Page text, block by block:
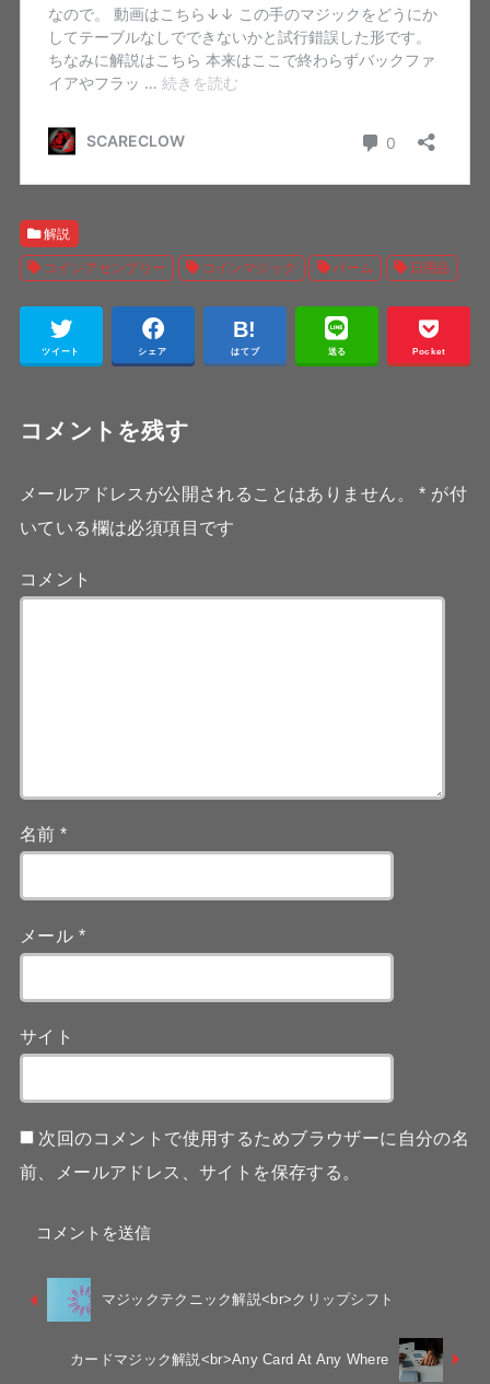
解説
コインアセンブリー コインマジック パーム 日用品
ツイート シェア はてブ 送る Pocket
コメントを残す
メールアドレスが公開されることはありません。 * が付
いている欄は必須項目です
コメント
名前*
メール *
サイト
次回のコメントで使用するためブラウザーに自分の名
前、メールアドレス、サイトを保存する。
マジックテクニック解説<br>クリップシフト
カードマジック解説<br>Any Card At Any Where